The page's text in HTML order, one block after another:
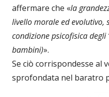
affermare che «la
livello morale ed evolutivo,
condizione psicofisica
bambini)».
Se ciò corrispondesse al
sprofondata nel baratro